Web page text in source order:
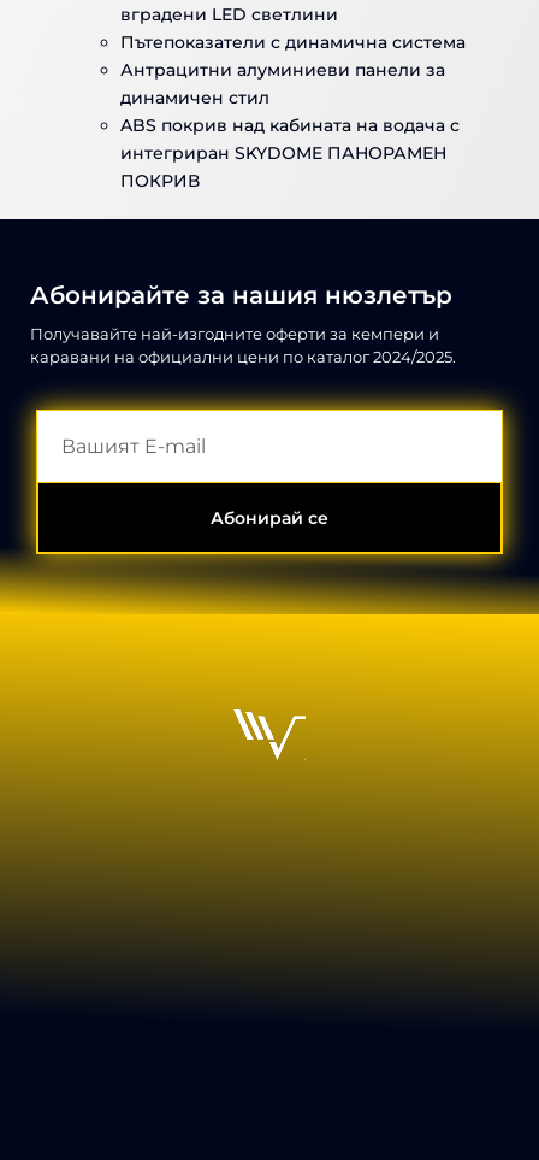
вградени LED светлини
Пътепоказатели с динамична система
Антрацитни алуминиеви панели за
динамичен стил
ABS покрив над кабината на водача с
интегриран SKYDOME ПАНОРАМЕН
ПОКРИВ
Абонирайте за нашия нюзлетър
Получавайте най-изгодните оферти за кемпери и
каравани на официални цени по каталог 2024/2025.
Абонирай се